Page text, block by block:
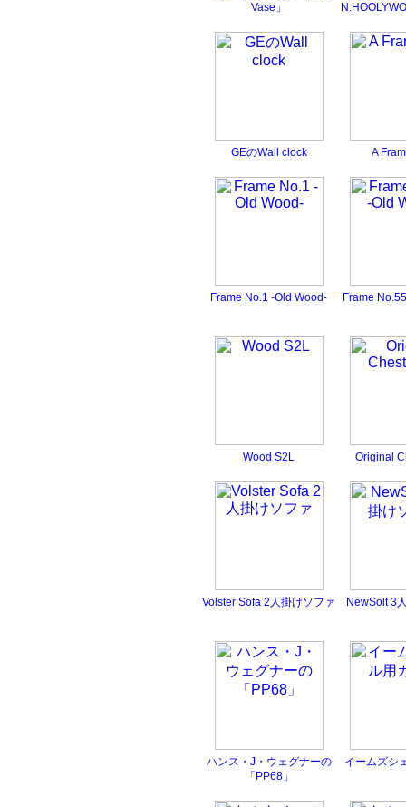
Vase」
GEのWall clock A
Frame No.1 -Old Wood- Frame
Wood S2L Original
Volster Sofa 2人掛けソファ NewSolt 3
ハンス・J・ウェグナーの
「PP68」
イームズシ